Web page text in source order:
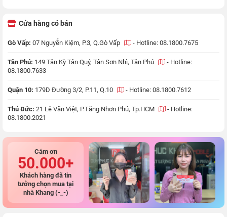
Cửa hàng có bán
Gò Vấp: 07 Nguyễn Kiệm, P.3, Q.Gò Vấp - Hotline: 08.1800.7675
Tân Phú: 149 Tân Kỳ Tân Quý, Tân Sơn Nhì, Tân Phú - Hotline:
08.1800.7633
Quận 10: 179D Đường 3/2, P.11, Q.10 - Hotline: 08.1800.7612
Thủ Đức: 21 Lê Văn Việt, P.Tăng Nhơn Phú, Tp.HCM - Hotline:
08.1800.2021
Cám ơn
50.000+
Khách hàng đã tin
tưởng chọn mua tại
nhà Khang (-_-)